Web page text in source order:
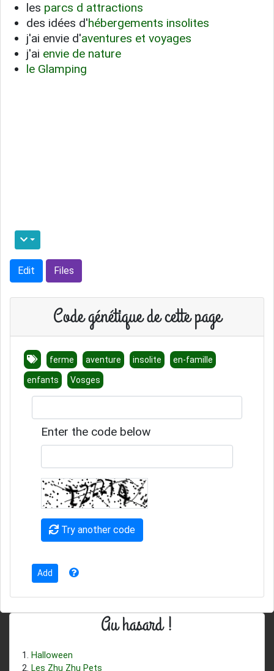
les parcs d attractions
des idées d'hébergements insolites
j'ai envie d'aventures et voyages
j'ai envie de nature
le Glamping
Edit Files
Code génétique de cette page
ferme aventure insolite en-famille
enfants Vosges
Enter the code below
Try another code
Au hasard !
Halloween
Les Zhu Zhu Pets